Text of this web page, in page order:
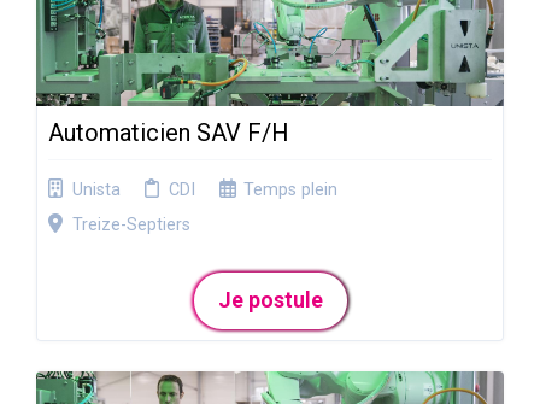
Automaticien SAV F/H
Unista CDI
Temps plein
Treize-Septiers
Je postule